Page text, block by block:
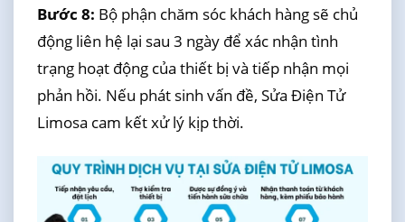
Bước 8: Bộ phận chăm sóc khách hàng sẽ chủ
động liên hệ lại sau 3 ngày để xác nhận tình
trạng hoạt động của thiết bị và tiếp nhận mọi
phản hồi. Nếu phát sinh vấn đề, Sửa Điện Tử
Limosa cam kết xử lý kịp thời.